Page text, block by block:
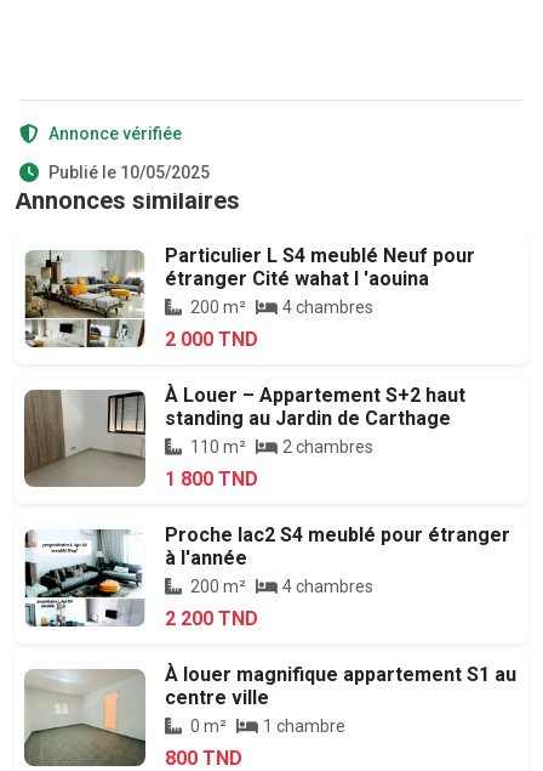
Annonce vérifiée
Publié le 10/05/2025
Annonces similaires
Particulier L S4 meublé Neuf pour
étranger Cité wahat l 'aouina
200 m² 4 chambres
2 000 TND
À Louer – Appartement S+2 haut
standing au Jardin de Carthage
110 m² 2 chambres
1 800 TND
Proche lac2 S4 meublé pour étranger
à l'année
200 m² 4 chambres
2 200 TND
À louer magnifique appartement S1 au
centre ville
0 m² 1 chambre
800 TND